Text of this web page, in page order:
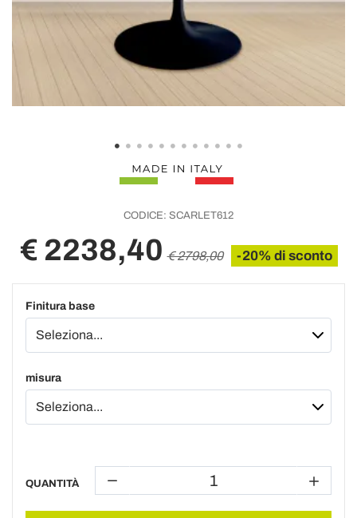
CODICE: SCARLET612
€ 2238,40 € 2798,00 -20% di sconto
Finitura base
misura
QUANTITÀ